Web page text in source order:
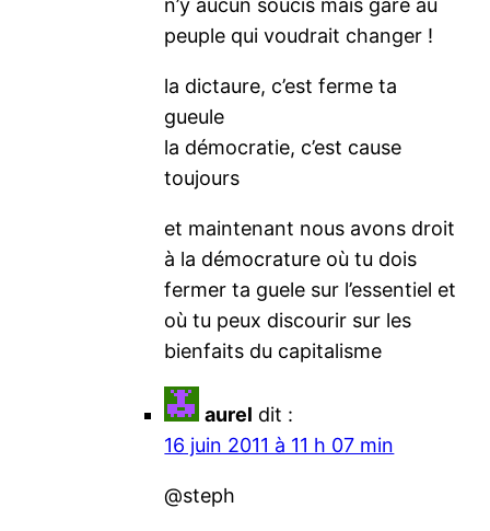
n’y aucun soucis mais gare au
peuple qui voudrait changer !
la dictaure, c’est ferme ta
gueule
la démocratie, c’est cause
toujours
et maintenant nous avons droit
à la démocrature où tu dois
fermer ta guele sur l’essentiel et
où tu peux discourir sur les
bienfaits du capitalisme
aurel dit :
16 juin 2011 à 11 h 07 min
@steph